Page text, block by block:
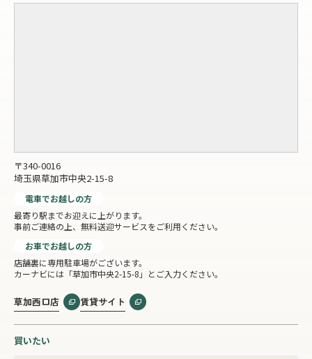
〒340-0016
埼玉県草加市中央2-15-8
電車でお越しの方
最寄り駅までお迎えに上がります。
事前ご連絡の上、無料送迎サービスをご利用ください。
お車でお越しの方
店舗裏に専用駐車場がございます。
カーナビには「草加市中央2-15-8」とご入力ください。
草加西口店 賃貸サイト
買いたい